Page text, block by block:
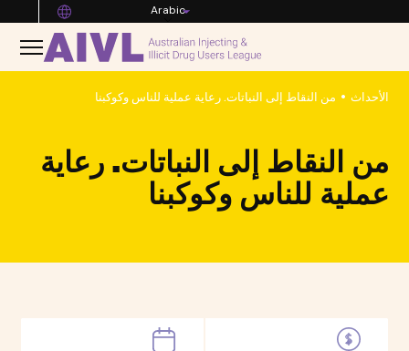
Arabic
الأحداث • من النقاط إلى النباتات. رعاية عملية للناس وكوكبنا
من النقاط إلى النباتات. رعاية
عملية للناس وكوكبنا